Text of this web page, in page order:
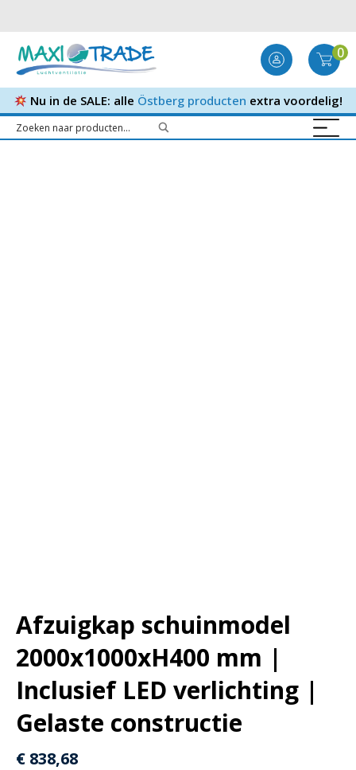
0
Nu in de SALE: alle Östberg producten extra voordelig!
Afzuigkap schuinmodel
2000x1000xH400 mm |
Inclusief LED verlichting |
Gelaste constructie
€ 838,68